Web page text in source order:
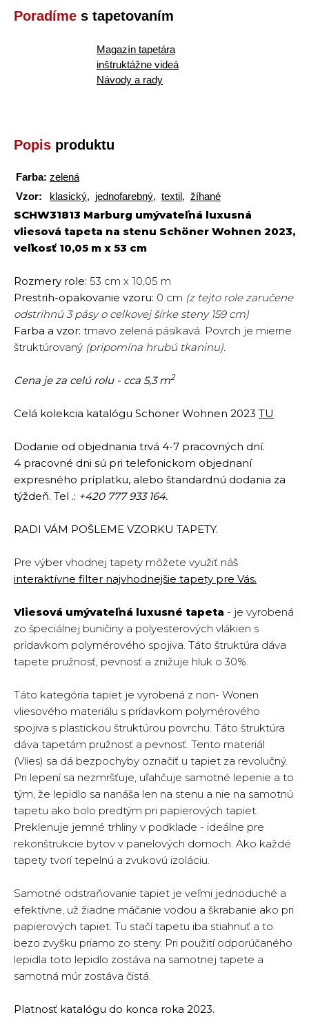
Poradíme s tapetovaním
Magazín tapetára
inštruktážne videá
Návody a rady
Popis produktu
Farba: zelená
Vzor:
klasický, jednofarebný, textil, žíhané
SCHW31813 Marburg umývateľná luxusná
vliesová tapeta na stenu Schöner Wohnen 2023,
veľkosť 10,05 m x 53 cm
Rozmery role: 53 cm x 10,05 m
Prestrih-opakovanie vzoru: 0 cm (z tejto role zaručene
odstrihnú 3 pásy o celkovej šírke steny 159 cm)
Farba a vzor: tmavo zelená pásikavá. Povrch je mierne
štruktúrovaný (pripomína hrubú tkaninu).
Cena je za celú rolu - cca 5,3 m2
Celá kolekcia katalógu Schöner Wohnen 2023 TU
Dodanie od objednania trvá 4-7 pracovných dní.
4 pracovné dni sú pri telefonickom objednaní
expresného príplatku, alebo štandardnú dodania za
týždeň. Tel .: +420 777 933 164.
RADI VÁM POŠLEME VZORKU TAPETY.
Pre výber vhodnej tapety môžete využiť náš
interaktívne filter najvhodnejšie tapety pre Vás.
Vliesová umývateľná luxusné tapeta - je vyrobená
zo špeciálnej buničiny a polyesterových vlákien s
prídavkom polymérového spojiva. Táto štruktúra dáva
tapete pružnosť, pevnosť a znižuje hluk o 30%.
Táto kategória tapiet je vyrobená z non- Wonen
vliesového materiálu s prídavkom polymérového
spojiva s plastickou štruktúrou povrchu. Táto štruktúra
dáva tapetám pružnosť a pevnosť. Tento materiál
(Vlies) sa dá bezpochyby označiť u tapiet za revolučný.
Pri lepení sa nezmršťuje, uľahčuje samotné lepenie a to
tým, že lepidlo sa nanáša len na stenu a nie na samotnú
tapetu ako bolo predtým pri papierových tapiet.
Preklenuje jemné trhliny v podklade - ideálne pre
rekonštrukcie bytov v panelových domoch. Ako každé
tapety tvorí tepelnú a zvukovú izoláciu.
Samotné odstraňovanie tapiet je veľmi jednoduché a
efektívne, už žiadne máčanie vodou a škrabanie ako pri
papierových tapiet. Tu stačí tapetu iba stiahnuť a to
bezo zvyšku priamo zo steny. Pri použití odporúčaného
lepidla toto lepidlo zostáva na samotnej tapete a
samotná múr zostáva čistá.
Platnosť katalógu do konca roka 2023.